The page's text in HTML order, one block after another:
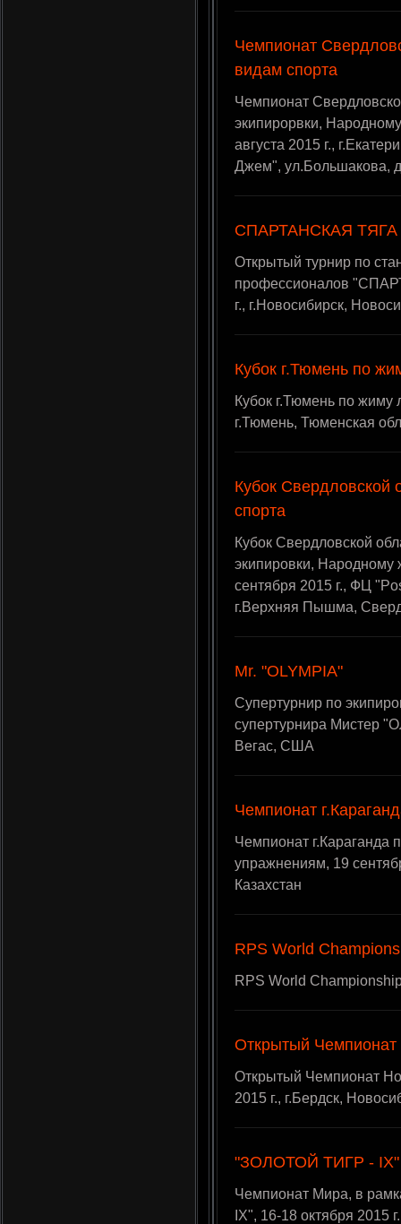
Чемпионат
видам спорта
Чемпионат
экипирорвки,
августа 2015 г.,
Джем", ул.Большакова,
СПАРТАНСКАЯ ТЯГА
Открытый турнир по
профессионалов
г., г.Новосибирск,
Кубок г.Тюмень по
Кубок г.Тюмень по жиму
г.Тюмень, Тюменская
Кубок Свердловской
спорта
Кубок Свердловской
экипировки, Народному
сентября 2015 г., ФЦ
г.Верхняя Пышма,
Mr. "OLYMPIA"
Супертурнир по
супертурнира Мистер
Вегас, США
Чемпионат
Чемпионат г.Караганда
упражнениям, 19
Казахстан
RPS World
RPS World
Открытый Чемпионат
Открытый Чемпионат
2015 г., г.Бердск,
"ЗОЛОТОЙ ТИГР - IX"
Чемпионат Мира, в
IX", 16-18 октября 2015